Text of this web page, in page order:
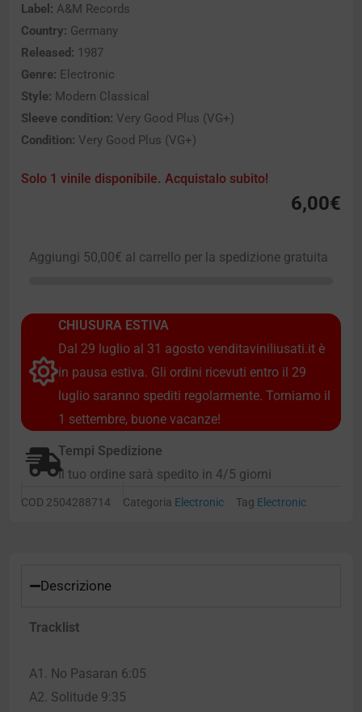
Label: A&M Records
Country: Germany
Released: 1987
Genre: Electronic
Style: Modern Classical
Sleeve condition: Very Good Plus (VG+)
Condition: Very Good Plus (VG+)
Solo 1 vinile disponibile. Acquistalo subito!
6,00€
Aggiungi 50,00€ al carrello per la spedizione gratuita
CHIUSURA ESTIVA
Dal 29 luglio al 31 agosto venditaviniliusati.it è
in pausa estiva. Gli ordini ricevuti entro il 29
luglio saranno spediti regolarmente. Torniamo il
1 settembre, buone vacanze!
Tempi Spedizione
Il tuo ordine sarà spedito in 4/5 giorni
COD 2504288714 Categoria Electronic Tag Electronic
Descrizione
Tracklist
A1. No Pasaran 6:05
A2. Solitude 9:35